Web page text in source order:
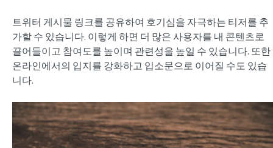
트위터 게시물 링크를 공유하여 호기심을 자극하는 티저를 추
가할 수 있습니다. 이렇게 하면 더 많은 사용자를 내 콘텐츠로
끌어들이고 참여도를 높이며 관련성을 높일 수 있습니다. 또한
온라인에서의 입지를 강화하고 입소문으로 이어질 수도 있습
니다.